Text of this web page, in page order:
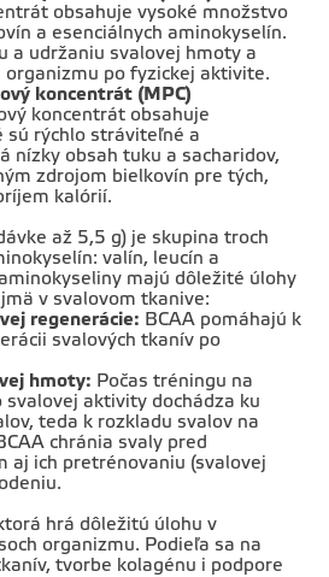
obsahuje vysoké množstvo
a esenciálnych aminokyselín.
a udržaniu svalovej hmoty a
organizmu po fyzickej aktivite.
koncentrát (MPC)
koncentrát obsahuje
sú rýchlo stráviteľné a
nízky obsah tuku a sacharidov,
zdrojom bielkovín pre tých,
kalórií.
až 5,5 g) je skupina troch
valín, leucín a
majú dôležité úlohy
v svalovom tkanive:
regenerácie: BCAA pomáhajú k
svalových tkanív po
hmoty: Počas tréningu na
aktivity dochádza ku
teda k rozkladu svalov na
chránia svaly pred
aj ich pretrénovaniu (svalovej
hrá dôležitú úlohu v
organizmu. Podieľa sa na
tvorbe kolagénu i podpore